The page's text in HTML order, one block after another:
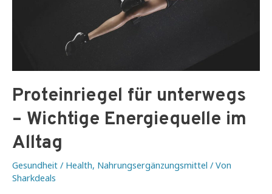
Proteinriegel für unterwegs
– Wichtige Energiequelle im
Alltag
Gesundheit / Health, Nahrungsergänzungsmittel / Von
Sharkdeals